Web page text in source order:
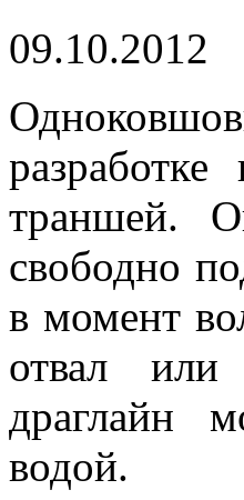
09.10.2012
траншей.
свободно
в момент
отвал или
драглайн
водой.